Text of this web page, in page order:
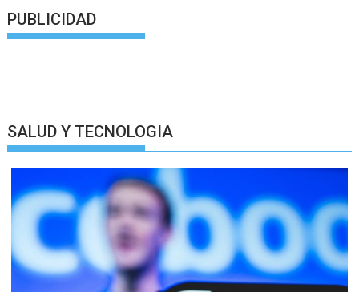
PUBLICIDAD
SALUD Y TECNOLOGIA